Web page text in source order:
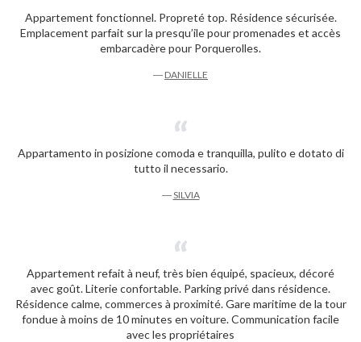
Appartement fonctionnel. Propreté top. Résidence sécurisée.
Emplacement parfait sur la presqu’ile pour promenades et accès
embarcadère pour Porquerolles.
― DANIELLE
Appartamento in posizione comoda e tranquilla, pulito e dotato di
tutto il necessario.
―SILVIA
Appartement refait à neuf, très bien équipé, spacieux, décoré
avec goût. Literie confortable. Parking privé dans résidence.
Résidence calme, commerces à proximité. Gare maritime de la tour
fondue à moins de 10 minutes en voiture. Communication facile
avec les propriétaires